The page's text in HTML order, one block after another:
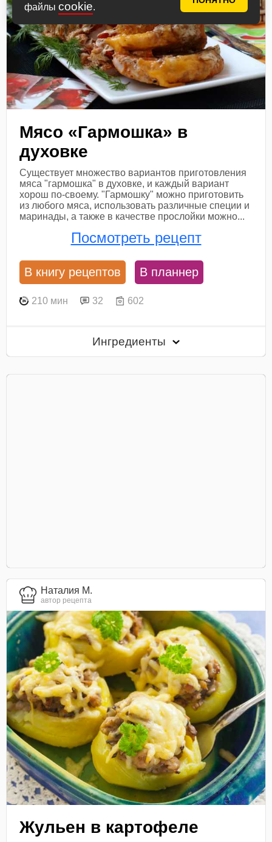
файлы cookie.
Мясо «Гармошка» в
духовке
Существует множество вариантов приготовления
мяса "гармошка" в духовке, и каждый вариант
хорош по-своему. "Гармошку" можно приготовить
из любого мяса, использовать различные специи и
маринады, а также в качестве прослойки можно...
Посмотреть рецепт
В книгу рецептов В планнер
210 мин 32 602
Ингредиенты
Наталия М.
автор рецепта
Жульен в картофеле